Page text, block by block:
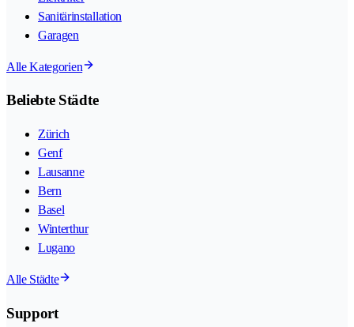
Sanitärinstallation
Garagen
Alle Kategorien
Beliebte Städte
Zürich
Genf
Lausanne
Bern
Basel
Winterthur
Lugano
Alle Städte
Support